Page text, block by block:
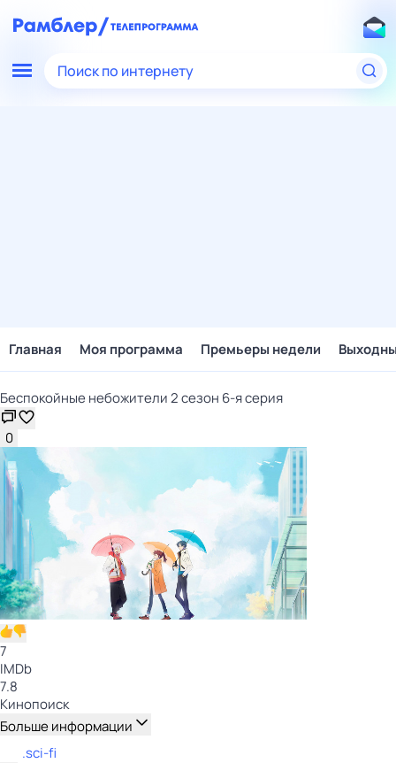
Поиск по интернету
Главная Моя программа Премьеры недели
Беспокойные небожители 2 сезон 6-я серия
0
7
IMDb
7.8
Кинопоиск
Больше информации
.sci-fi